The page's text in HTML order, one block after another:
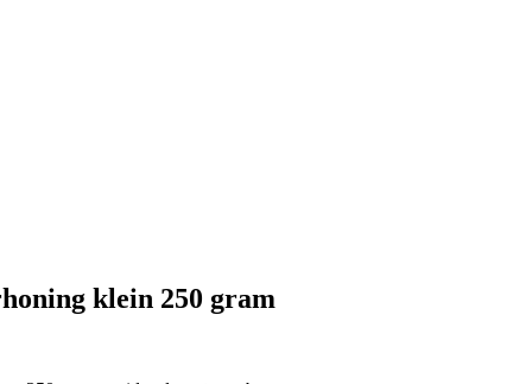
klein 250 gram